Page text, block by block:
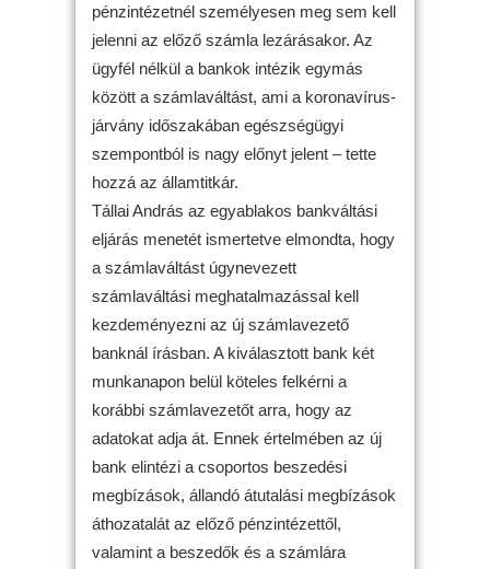
pénzintézetnél személyesen meg sem kell
jelenni az előző számla lezárásakor. Az
ügyfél nélkül a bankok intézik egymás
között a számlaváltást, ami a koronavírus-
járvány időszakában egészségügyi
szempontból is nagy előnyt jelent – tette
hozzá az államtitkár.
Tállai András az egyablakos bankváltási
eljárás menetét ismertetve elmondta, hogy
a számlaváltást úgynevezett
számlaváltási meghatalmazással kell
kezdeményezni az új számlavezető
banknál írásban. A kiválasztott bank két
munkanapon belül köteles felkérni a
korábbi számlavezetőt arra, hogy az
adatokat adja át. Ennek értelmében az új
bank elintézi a csoportos beszedési
megbízások, állandó átutalási megbízások
áthozatalát az előző pénzintézettől,
valamint a beszedők és a számlára